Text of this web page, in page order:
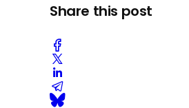
Share this post